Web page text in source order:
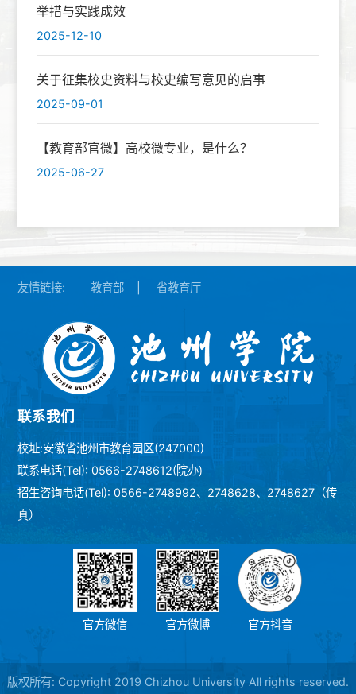
举措与实践成效
2025-12-10
关于征集校史资料与校史编写意见的启事
2025-09-01
【教育部官微】高校微专业，是什么？
2025-06-27
友情链接: 教育部 省教育厅
联系我们
校址:安徽省池州市教育园区(247000)
联系电话(Tel): 0566-2748612(院办)
招生咨询电话(Tel): 0566-2748992、2748628、2748627（传
真）
官方微信 官方微博 官方抖音
版权所有: Copyright 2019 Chizhou University All rights reserved.